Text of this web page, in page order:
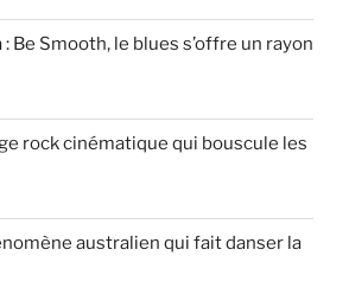
Be Smooth, le blues s’offre un rayon
rock cinématique qui bouscule les
australien qui fait danser la